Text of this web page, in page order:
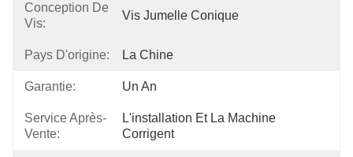
Conception De
Vis:
Vis Jumelle Conique
Pays D'origine: La Chine
Garantie: Un An
Service Après-
Vente:
L'installation Et La Machine
Corrigent